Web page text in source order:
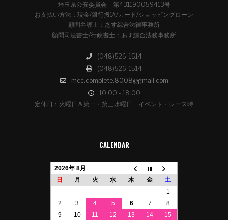
埼玉県公安委員会 第431190059413号
お支払い方法：現金/銀行振込/カード/ショッピングローン
顧問弁護士：あす綜合法律事務所
顧問司法書士/行政書士：あす綜合法務事務所
(048)526-1514
(048)526-1514
mcc.complete.8008@gmail.com
10:00 - 18:00
定休日：火曜日＆第一・第三水曜日 イベント・レース時
CALENDAR
2026年 8月
日
月 火 水 木 金
土
1
2
3 4 5 6 7
8
9
10 11 12 13 14 15